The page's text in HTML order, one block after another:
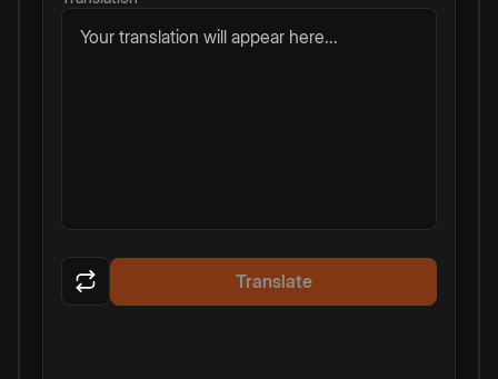
Your translation will appear here...
Translate